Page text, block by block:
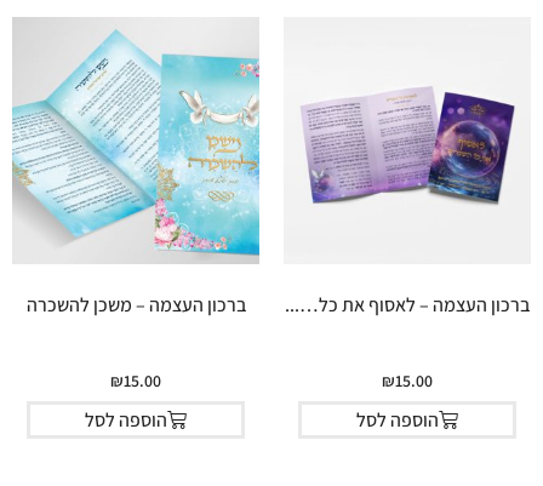
ברכון העצמה – לאסוף את כל…...
₪15.00
הוספה לסל
ברכון העצמה – משכן להשכרה
₪15.00
הוספה לסל